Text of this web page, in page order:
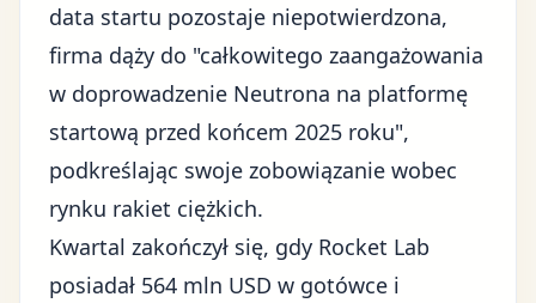
data startu pozostaje niepotwierdzona,
firma dąży do "całkowitego zaangażowania
w doprowadzenie Neutrona na platformę
startową przed końcem 2025 roku",
podkreślając swoje zobowiązanie wobec
rynku rakiet ciężkich.
Kwartal zakończył się, gdy Rocket Lab
posiadał 564 mln USD w gotówce i